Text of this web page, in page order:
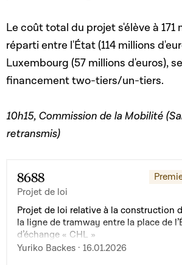
Le coût total du projet s'élève à 171
réparti entre l'État (114 millions
Luxembourg (57 millions d'euros),
financement two-tiers/un-tiers.
10h15, Commission de la Mobilité
retransmis)
8688
Projet de loi
Projet de loi relative à la construction
la ligne de tramway entre la place de
d’échange « CHL »
Yuriko Backes · 16.01.2026